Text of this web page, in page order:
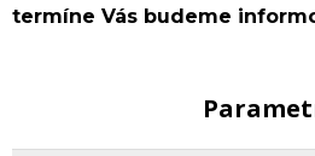
termíne Vás budeme